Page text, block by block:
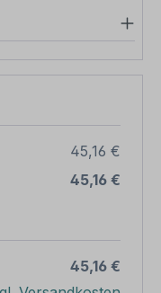
45,16 €
45,16 €
45,16 €